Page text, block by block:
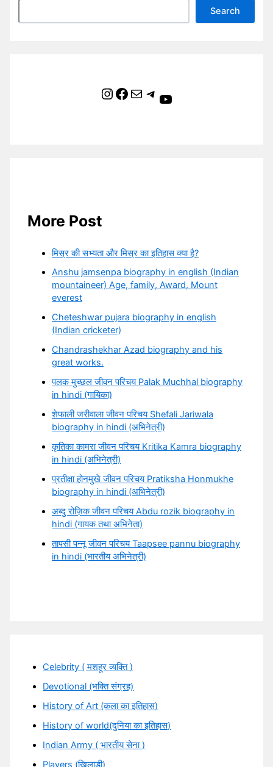
Search
Instagram Facebook Mail Telegram YouTube
More Post
मिस्र की सभ्यता और मिस्र का इतिहास क्या है?
Anshu jamsenpa biography in english (Indian
mountaineer) Age, family, Award, Mount
everest
Cheteshwar pujara biography in english
(Indian cricketer)
Chandrashekhar Azad biography and his
great works.
पलक मुच्छल जीवन परिचय Palak Muchhal biography
in hindi (गायिका)
शेफाली जरीवाला जीवन परिचय Shefali Jariwala
biography in hindi (अभिनेत्री)
कृतिका कामरा जीवन परिचय Kritika Kamra biography
in hindi (अभिनेत्री)
प्रतीक्षा होनमुखे जीवन परिचय Pratiksha Honmukhe
biography in hindi (अभिनेत्री)
अब्दु रोज़िक जीवन परिचय Abdu rozik biography in
hindi (गायक तथा अभिनेता)
तापसी पन्नू जीवन परिचय Taapsee pannu biography
in hindi (भारतीय अभिनेत्री)
Celebrity ( मशहूर व्यक्ति )
Devotional (भक्ति संग्रह)
History of Art (कला का इतिहास)
History of world(दुनिया का इतिहास)
Indian Army ( भारतीय सेना )
Players (खिलाड़ी)